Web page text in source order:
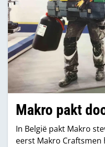
Makro pakt
In België pakt Makro
eerst Makro